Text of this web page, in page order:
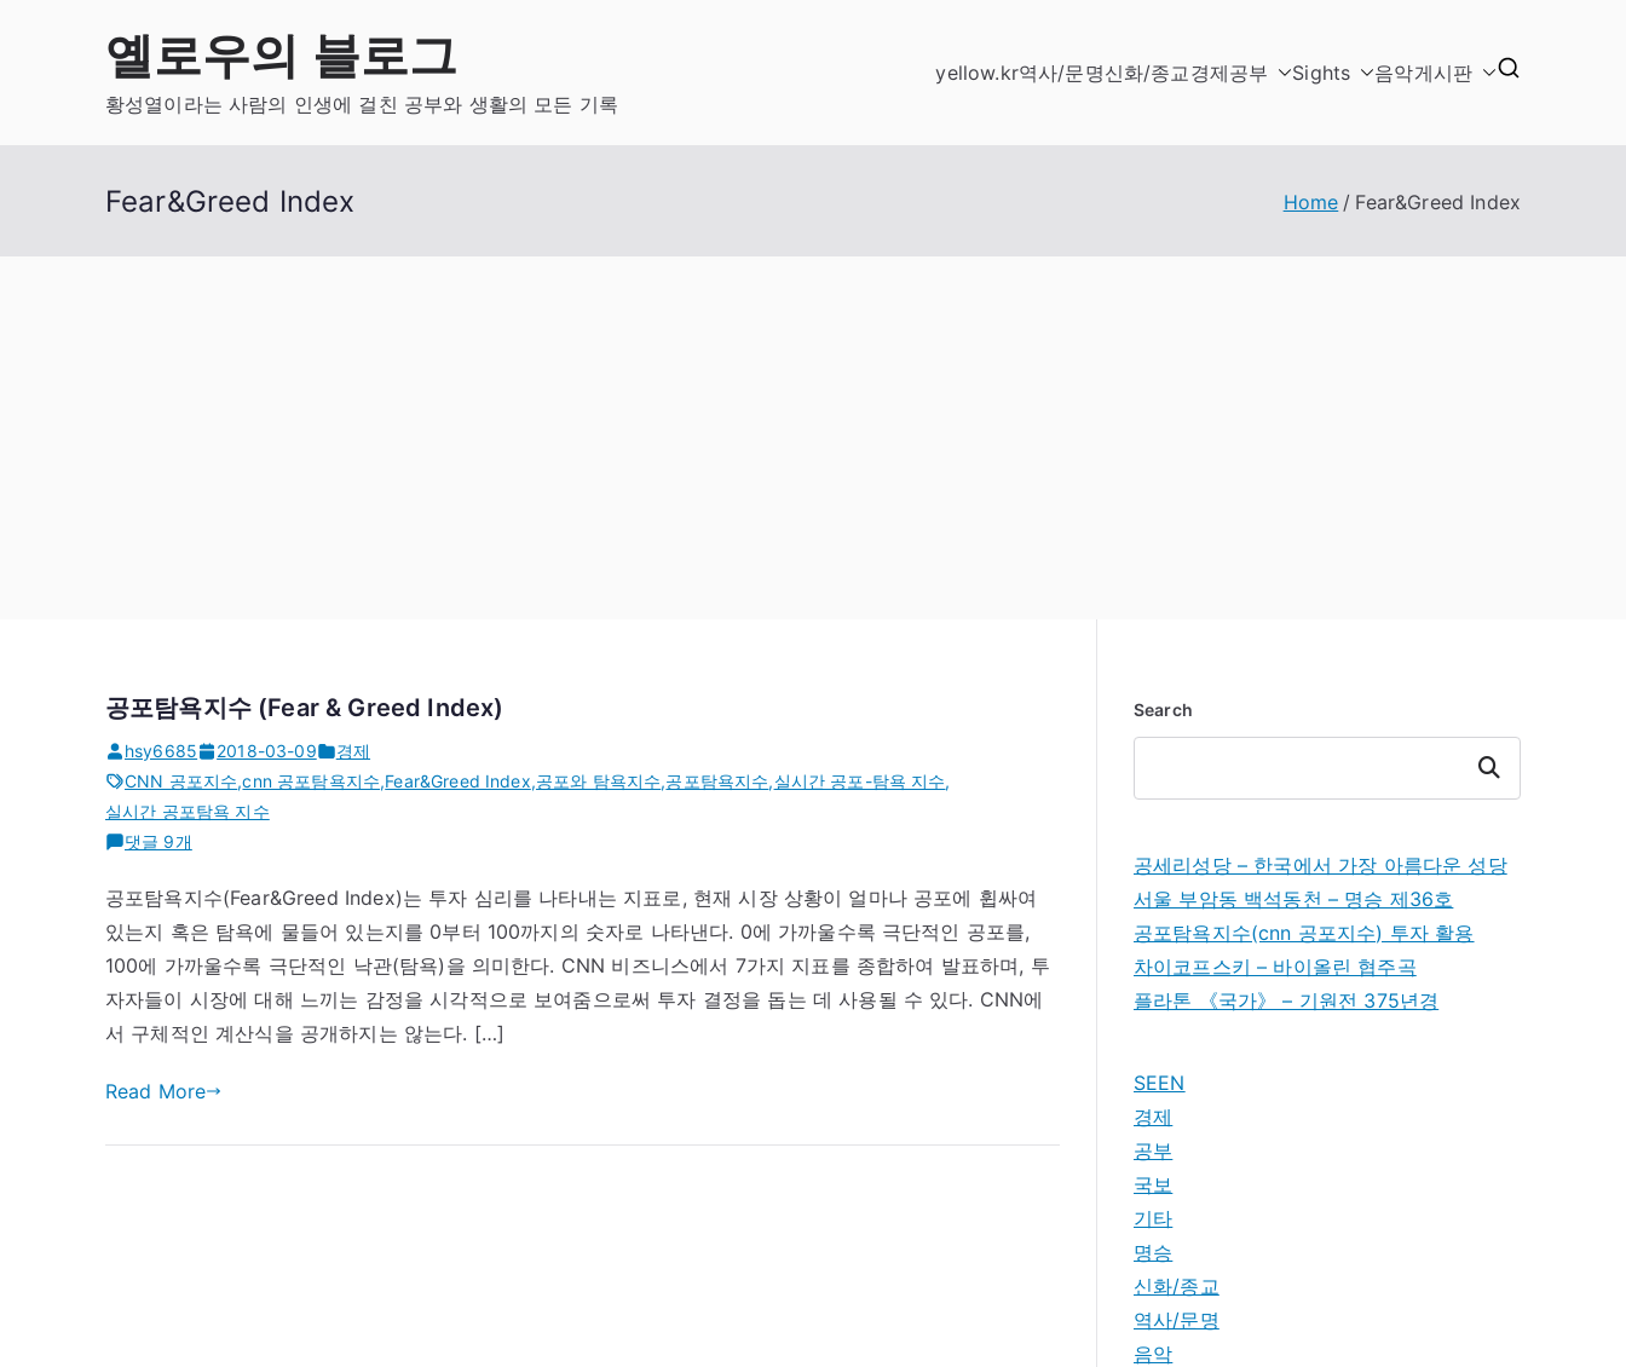
옐로우의 블로그
황성열이라는 사람의 인생에 걸친 공부와 생활의 모든 기록
yellow.kr역사/문명신화/종교경제공부 Sights 음악게시판
Fear&Greed Index Home Fear&Greed Index
공포탐욕지수 (Fear & Greed Index)
hsy6685 2018-03-09
경제
CNN 공포지수,cnn 공포탐욕지수,Fear&Greed Index,공포와 탐욕지수,공포탐욕지수,실시간 공포-탐욕 지수,
실시간 공포탐욕 지수
공
탐
욕
지
수
(Fear
Greed
에
댓글 9개
공포탐욕지수(Fear&Greed Index)는 투자 심리를 나타내는 지표로, 현재 시장 상황이 얼마나 공포에 휩싸여
있는지 혹은 탐욕에 물들어 있는지를 0부터 100까지의 숫자로 나타낸다. 0에 가까울수록 극단적인 공포를,
100에 가까울수록 극단적인 낙관(탐욕)을 의미한다. CNN 비즈니스에서 7가지 지표를 종합하여 발표하며, 투
자자들이 시장에 대해 느끼는 감정을 시각적으로 보여줌으로써 투자 결정을 돕는 데 사용될 수 있다. CNN에
서 구체적인 계산식을 공개하지는 않는다. […]
Read More
Search
Search
공세리성당 – 한국에서 가장 아름다운 성당
서울 부암동 백석동천 – 명승 제36호
공포탐욕지수(cnn 공포지수) 투자 활용
차이코프스키 – 바이올린 협주곡
플라톤 《국가》 – 기원전 375년경
SEEN
경제
공부
국보
기타
명승
신화/종교
역사/문명
음악